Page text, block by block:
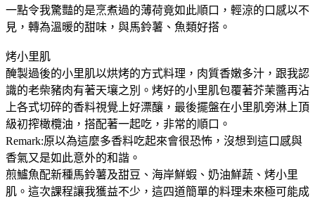
一點令我驚豔的是烹煮過的薄荷竟如此順口，輕涼的口感以不
見，轉為溫暖的甜味，與馬鈴薯、魚類好搭。
烤小里肌
醃製過後的小里肌以烘烤的方式料理，肉質香嫩多汁，跟我認
識的老柴豬肉有著天壤之別。烤好的小里肌包覆著芥茉醬再沾
上各式切碎的香料視覺上好漂釀，最後擺盤在小里肌旁淋上頂
級初搾橄欖油，搭配著一起吃，非常的順口。
Remark:原以為這麼多香料吃起來會很恐怖，沒想到這口感與
香氣又是如此意外的和諧。
煎鱸魚配新種馬鈴薯及甜豆、海岸鮮蝦、奶油鮮蔬、烤小里
肌。這次課程讓我獲益不少，這四道簡單的料理未來極可能成